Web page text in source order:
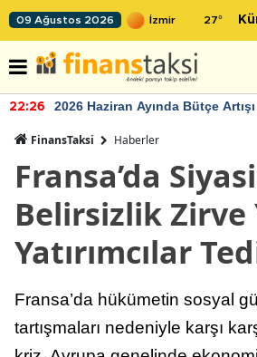
09 Ağustos 2026 27°
22:26 2026 Haziran Ayında Bütçe Artışı
FinansTaksi Haberler
Fransa’da Siyasi
Belirsizlik Zirve
Yatırımcılar
Fransa’da hükümetin sosyal
tartışmaları nedeniyle karşı